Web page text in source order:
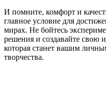
И помните, комфорт и
главное условие для
мирах. Не бойтесь
решения и создавайте свою
которая станет вашим
творчества.